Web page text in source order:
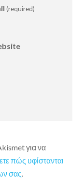
(required)
για να
πώς υφίστανται
σας.